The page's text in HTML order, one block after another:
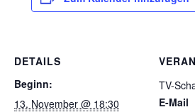
DETAILS
Beginn:
13. November @ 18:30
TV-
E-Mail